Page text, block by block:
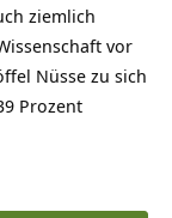
ziemlich
vor
Nüsse zu sich
Prozent